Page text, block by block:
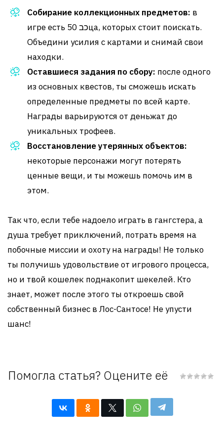
Собирание коллекционных предметов: в
игре есть 50 כבца, которых стоит поискать.
Объедини усилия с картами и снимай свои
находки.
Оставшиеся задания по сбору: после одного
из основных квестов, ты сможешь искать
определенные предметы по всей карте.
Награды варьируются от деньжат до
уникальных трофеев.
Восстановление утерянных объектов:
некоторые персонажи могут потерять
ценные вещи, и ты можешь помочь им в
этом.
Так что, если тебе надоело играть в гангстера, а
душа требует приключений, потрать время на
побочные миссии и охоту на награды! Не только
ты получишь удовольствие от игрового процесса,
но и твой кошелек поднакопит шекелей. Кто
знает, может после этого ты откроешь свой
собственный бизнес в Лос-Сантосе! Не упусти
шанс!
Помогла статья? Оцените её